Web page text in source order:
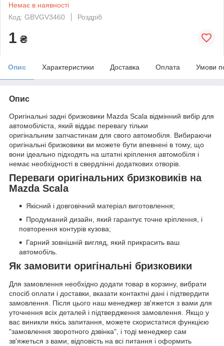
Немає в наявності
Код: GBVGV3460
Роздріб
1 ₴
Опис Характеристики Доставка Оплата Умови
Опис
Оригінальні задні бризковики Mazda Scala відмінний вибір для
автомобіліста, який віддає перевагу тільки
оригінальним запчастинам для свого автомобіля. Вибираючи
оригінальні бризковики ви можете бути впевнені в тому, що
вони ідеально підходять на штатні кріплення автомобіля і
немає необхідності в свердлінні додаткових отворів.
Переваги оригінальних бризковиків на
Mazda Scala
Якісний і довговічний матеріал виготовлення;
Продуманий дизайн, який гарантує точне кріплення, і
повторення контурів кузова;
Гарний зовнішній вигляд, який прикрасить ваш
автомобіль.
Як замовити оригінальні бризковики
Для замовлення необхідно додати товар в корзину, вибрати
спосіб оплати і доставки, вказати контактні дані і підтвердити
замовлення. Після цього наш менеджер зв'яжется з вами для
уточнення всіх деталей і підтвердження замовлення. Якщо у
вас виникли якісь запитання, можете скористатися функцією
"замовлення зворотного дзвінка", і тоді менеджер сам
зв'яжеться з вами, відповість на всі питання і оформить